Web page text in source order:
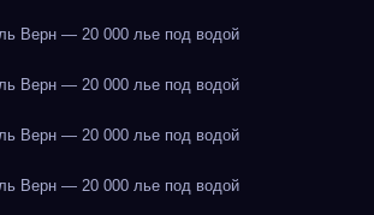
Верн — 20 000 лье под водой
Верн — 20 000 лье под водой
Верн — 20 000 лье под водой
Верн — 20 000 лье под водой